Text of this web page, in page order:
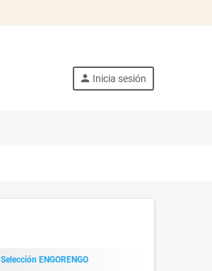
person Inicia sesión
Selección ENGORENGO